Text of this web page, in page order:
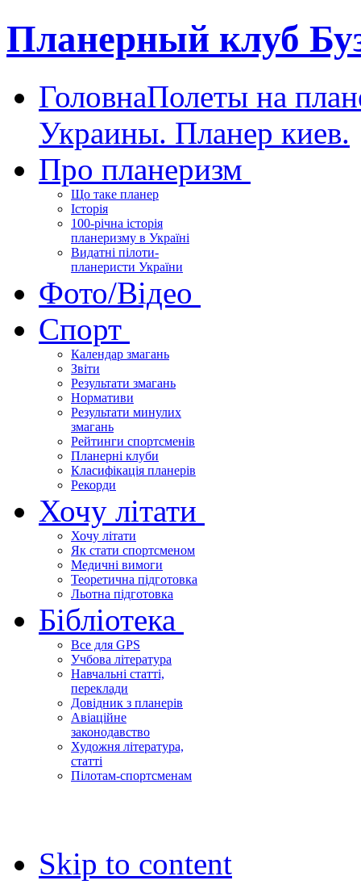
Планерный клуб
ГоловнаПолеты на
Украины. Планер киев.
Про планеризм
Що таке планер
Історія
100-річна історія
планеризму в Україні
Видатні пілоти-
планеристи України
Фото/Відео
Спорт
Календар змагань
Звіти
Результати змагань
Нормативи
Результати минулих
змагань
Рейтинги спортсменів
Планерні клуби
Класифікація планерів
Рекорди
Хочу літати
Хочу літати
Як стати спортсменом
Медичні вимоги
Теоретична підготовка
Льотна підготовка
Бібліотека
Все для GPS
Учбова література
Навчальні статті,
переклади
Довідник з планерів
Авіаційне
законодавство
Художня література,
статті
Пілотам-спортсменам
Skip to content